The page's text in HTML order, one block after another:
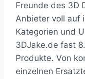
Freunde des 3D
Anbieter voll auf
Kategorien und
3DJake.de fast
Produkte. Von
einzelnen